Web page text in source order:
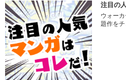
注目の
ウォー
題作を